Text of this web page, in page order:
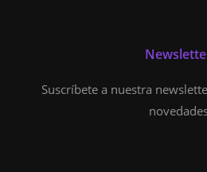
Suscríbete a nuestra